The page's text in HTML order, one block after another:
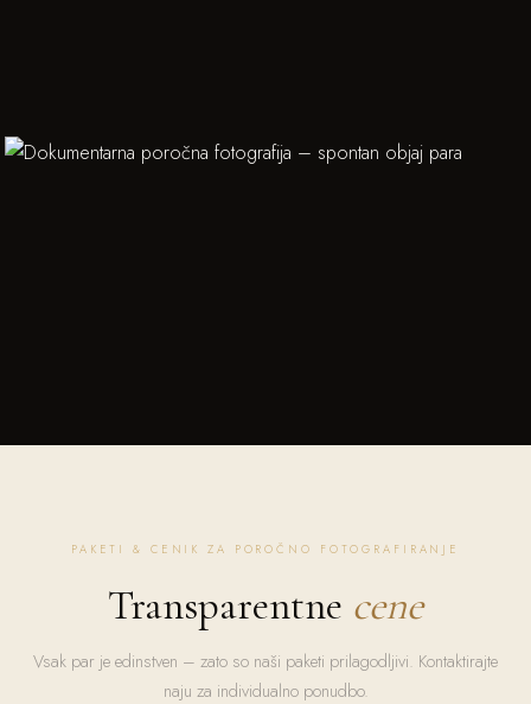
PAKETI & CENIK ZA POROČNO FOTOGRAFIRANJE
Transparentne cene
Vsak par je edinstven – zato so naši paketi prilagodljivi. Kontaktirajte
naju za individualno ponudbo.